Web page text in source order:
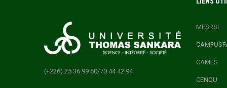
(+226) 25 36 99 60/70 44 42 94
MESRSI
CAMES
CENOU